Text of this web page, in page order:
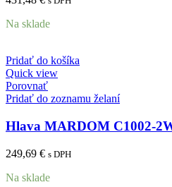
Na sklade
Pridať do košíka
Quick view
Porovnať
Pridať do zoznamu želaní
Hlava MARDOM C1002-
249,69 € s DPH
Na sklade